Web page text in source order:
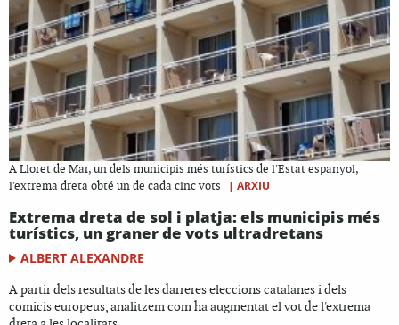
A Lloret de Mar, un dels municipis més turístics de l'Estat espanyol,
l'extrema dreta obté un de cada cinc vots
| ARXIU
Extrema dreta de sol i platja: els municipis més
turístics, un graner de vots ultradretans
ALBERT ALEXANDRE
A partir dels resultats de les darreres eleccions catalanes i dels
comicis europeus, analitzem com ha augmentat el vot de l'extrema